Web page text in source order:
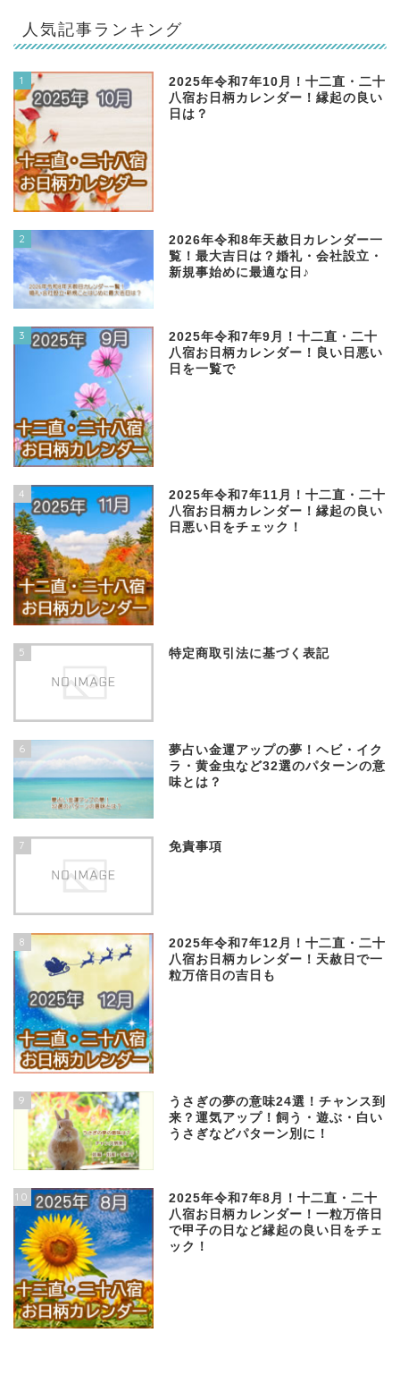
人気記事ランキング
1
2025年令和7年10月！十二直・二十
八宿お日柄カレンダー！縁起の良い
日は？
2
2026年令和8年天赦日カレンダー一
覧！最大吉日は？婚礼・会社設立・
新規事始めに最適な日♪
3
2025年令和7年9月！十二直・二十
八宿お日柄カレンダー！良い日悪い
日を一覧で
4
2025年令和7年11月！十二直・二十
八宿お日柄カレンダー！縁起の良い
日悪い日をチェック！
5 特定商取引法に基づく表記
6
夢占い金運アップの夢！ヘビ・イク
ラ・黄金虫など32選のパターンの意
味とは？
7 免責事項
8
2025年令和7年12月！十二直・二十
八宿お日柄カレンダー！天赦日で一
粒万倍日の吉日も
9
うさぎの夢の意味24選！チャンス到
来？運気アップ！飼う・遊ぶ・白い
うさぎなどパターン別に！
10
2025年令和7年8月！十二直・二十
八宿お日柄カレンダー！一粒万倍日
で甲子の日など縁起の良い日をチェ
ック！